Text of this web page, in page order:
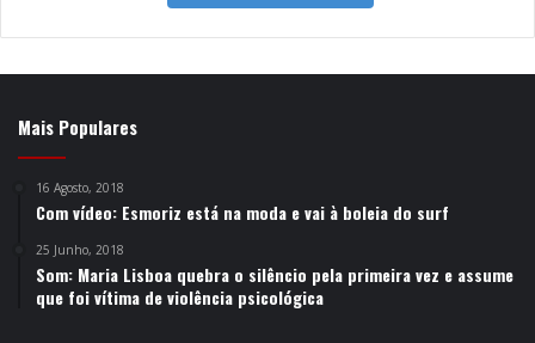
Mais Populares
16 Agosto, 2018
Com vídeo: Esmoriz está na moda e vai à boleia do surf
25 Junho, 2018
Som: Maria Lisboa quebra o silêncio pela primeira vez e assume
que foi vítima de violência psicológica